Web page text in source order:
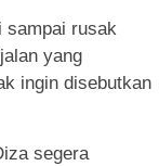
sampai rusak
yang
ingin disebutkan
segera